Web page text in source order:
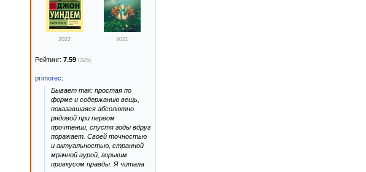
2022 2021
Рейтинг: 7.59 (325)
primorec:
Бывает так: простая по
форме и содержанию вещь,
показавшаяся абсолютно
рядовой при первом
прочтении, спустя годы вдруг
поражает. Своей точностью
и актуальностью, странной
мрачной аурой, горьким
привкусом правды. Я читала